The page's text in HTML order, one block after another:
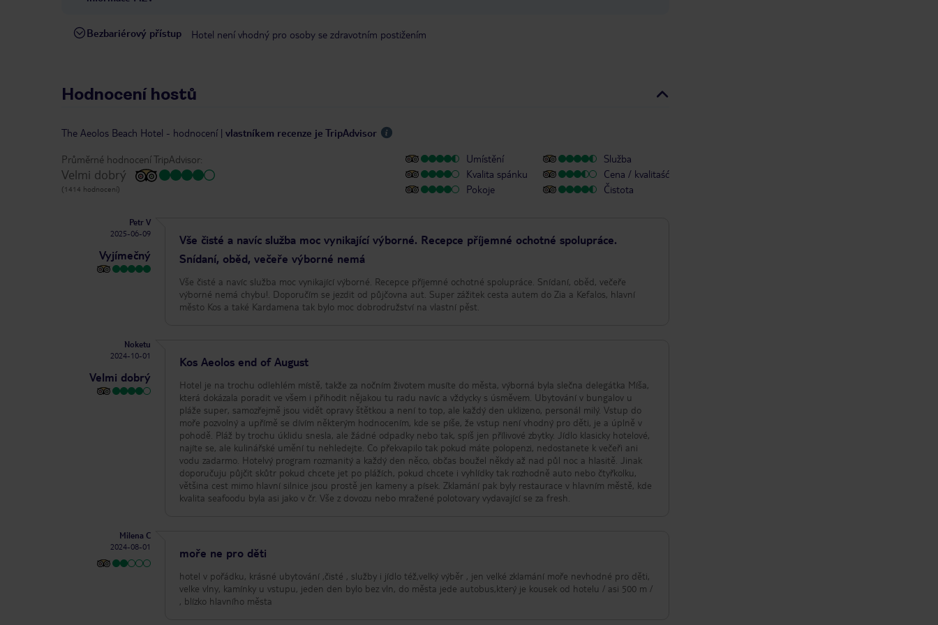
Bezbariérový přístup Hotel není vhodný pro osoby se zdravotním postižením
Hodnocení hostů
The Aeolos Beach Hotel - hodnocení | vlastníkem recenze je TripAdvisor
Průměrné hodnocení TripAdvisor:
Velmi dobrý
(1414 hodnocení)
Umístění
Kvalita spánku
Pokoje
Služba
Cena / kvalitaść
Čistota
Petr V
2025-06-09
Vyjímečný
Vše čisté a navíc služba moc vynikající výborné. Recepce příjemné ochotné spolupráce.
Snídaní, oběd, večeře výborné nemá
Vše čisté a navíc služba moc vynikající výborné. Recepce příjemné ochotné spolupráce. Snídaní, oběd, večeře
výborné nemá chybu!. Doporučím se jezdit od půjčovna aut. Super zážitek cesta autem do Zia a Kefalos, hlavní
město Kos a také Kardamena tak bylo moc dobrodružství na vlastní pěst.
Noketu
2024-10-01
Velmi dobrý
Kos Aeolos end of August
Hotel je na trochu odlehlém místě, takže za nočním životem musíte do města, výborná byla slečna delegátka Míša,
která dokázala poradit ve všem i přihodit nějakou tu radu navíc a vždycky s úsměvem. Ubytování v bungalov u
pláže super, samozřejmě jsou vidět opravy štětkou a není to top, ale každý den uklizeno, personál milý. Vstup do
moře pozvolný a upřímě se dívím některým hodnocením, kde se píše, že vstup není vhodný pro děti, je a úplně v
pohodě. Pláž by trochu úklidu snesla, ale žádné odpadky nebo tak, spíš jen přílivové zbytky. Jídlo klasicky hotelové,
najíte se, ale kulinářské umění tu nehledejte. Co překvapilo tak pokud máte polopenzi, nedostanete k večeři ani
vodu zadarmo. Hotelvý program rozmanitý a každý den něco, občas boužel někdy až nad půl noc a hlasitě. Jinak
doporučuju půjčit skůtr pokud chcete jet po plážích, pokud chcete i vyhlídky tak rozhodně auto nebo čtyřkolku,
většina cest mimo hlavní silnice jsou prostě jen kameny a písek. Zklamání pak byly restaurace v hlavním městě, kde
kvalita seafoodu byla asi jako v čr. Vše z dovozu nebo mražené polotovary vydavající se za fresh.
Milena C
2024-08-01
moře ne pro děti
hotel v pořádku, krásné ubytování ,čisté , služby i jídlo též,velký výběr , jen velké zklamání moře nevhodné pro děti,
velke vlny, kamínky u vstupu, jeden den bylo bez vln, do města jede autobus,který je kousek od hotelu / asi 500 m /
, blízko hlavního města